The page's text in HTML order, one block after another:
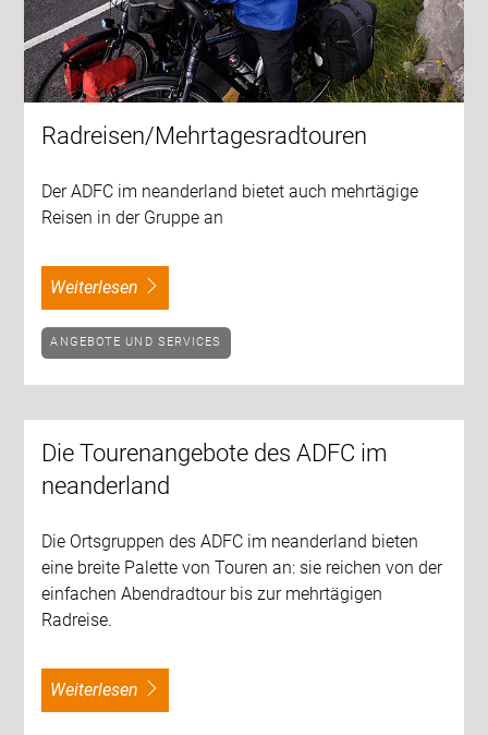
Radreisen/Mehrtagesradtouren
Der ADFC im neanderland bietet auch mehrtägige
Reisen in der Gruppe an
weiterlesen
ANGEBOTE UND SERVICES
Die Tourenangebote des ADFC im
neanderland
Die Ortsgruppen des ADFC im neanderland bieten
eine breite Palette von Touren an: sie reichen von der
einfachen Abendradtour bis zur mehrtägigen
Radreise.
weiterlesen